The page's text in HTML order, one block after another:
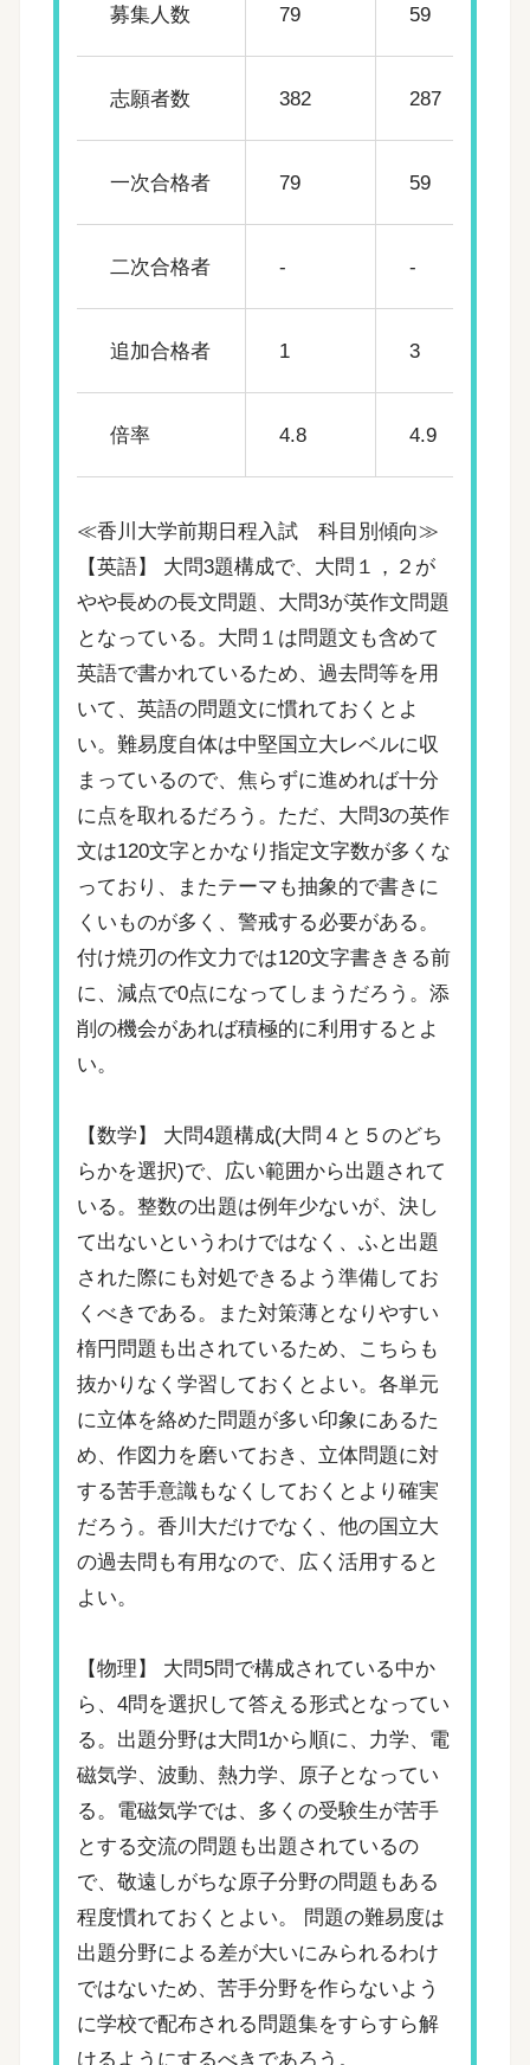
募集人数 79 59
志願者数 382 287
一次合格者 79 59
二次合格者 - -
追加合格者 1 3
倍率 4.8 4.9
≪香川大学前期日程入試 科目別傾向≫
【英語】 大問3題構成で、大問１，２が
やや長めの長文問題、大問3が英作文問題
となっている。大問１は問題文も含めて
英語で書かれているため、過去問等を用
いて、英語の問題文に慣れておくとよ
い。難易度自体は中堅国立大レベルに収
まっているので、焦らずに進めれば十分
に点を取れるだろう。ただ、大問3の英作
文は120文字とかなり指定文字数が多くな
っており、またテーマも抽象的で書きに
くいものが多く、警戒する必要がある。
付け焼刃の作文力では120文字書ききる前
に、減点で0点になってしまうだろう。添
削の機会があれば積極的に利用するとよ
い。
【数学】 大問4題構成(大問４と５のどち
らかを選択)で、広い範囲から出題されて
いる。整数の出題は例年少ないが、決し
て出ないというわけではなく、ふと出題
された際にも対処できるよう準備してお
くべきである。また対策薄となりやすい
楕円問題も出されているため、こちらも
抜かりなく学習しておくとよい。各単元
に立体を絡めた問題が多い印象にあるた
め、作図力を磨いておき、立体問題に対
する苦手意識もなくしておくとより確実
だろう。香川大だけでなく、他の国立大
の過去問も有用なので、広く活用すると
よい。
【物理】 大問5問で構成されている中か
ら、4問を選択して答える形式となってい
る。出題分野は大問1から順に、力学、電
磁気学、波動、熱力学、原子となってい
る。電磁気学では、多くの受験生が苦手
とする交流の問題も出題されているの
で、敬遠しがちな原子分野の問題もある
程度慣れておくとよい。 問題の難易度は
出題分野による差が大いにみられるわけ
ではないため、苦手分野を作らないよう
に学校で配布される問題集をすらすら解
けるようにするべきであろう。